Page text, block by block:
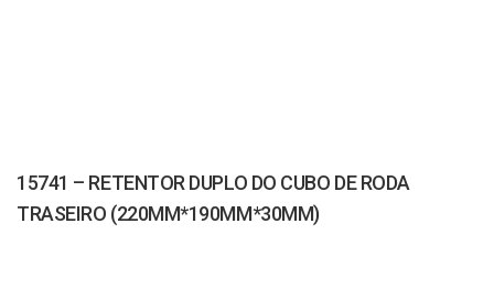
15741 – RETENTOR DUPLO DO CUBO DE RODA
TRASEIRO (220MM*190MM*30MM)